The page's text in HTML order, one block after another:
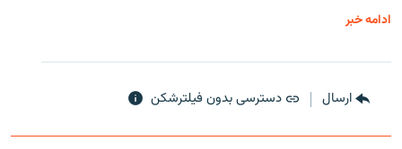
ادامه خبر
ارسال دسترسی بدون فیلترشکن